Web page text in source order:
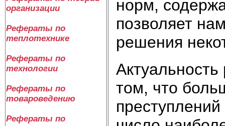
организации
Рефераты по
теплотехнике
Рефераты по
технологии
Рефераты по
товароведению
Рефераты по
норм,
позволяет
решения
том, что